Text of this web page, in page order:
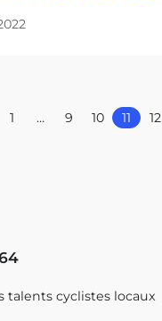
1 … 9 10 11 12
talents cyclistes locaux